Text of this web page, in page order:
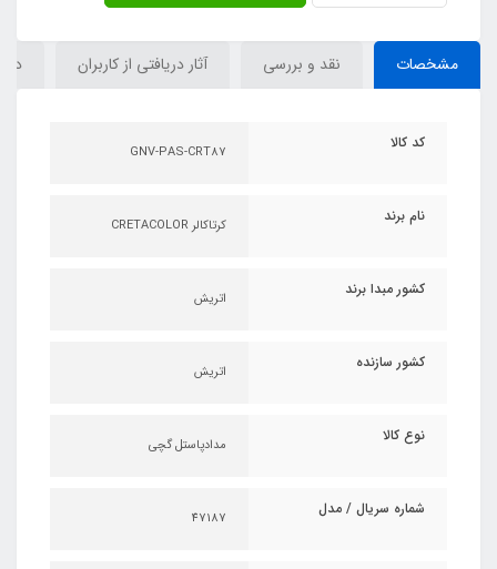
مشخصات نقد و بررسی آثار دریافتی از کاربران
کد کالا GNV-PAS-CRT87
نام برند کرتاکالر CRETACOLOR
کشور مبدا برند اتریش
کشور سازنده اتریش
نوع کالا مدادپاستل گچی
شماره سریال / مدل 47187